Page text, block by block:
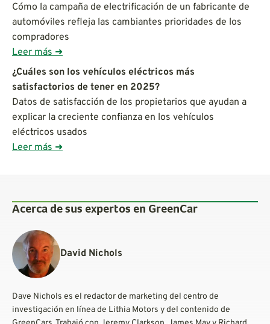
Cómo la campaña de electrificación de un fabricante de
automóviles refleja las cambiantes prioridades de los
compradores
Leer más ➜
¿Cuáles son los vehículos eléctricos más
satisfactorios de tener en 2025?
Datos de satisfacción de los propietarios que ayudan a
explicar la creciente confianza en los vehículos
eléctricos usados
Leer más ➜
Acerca de sus expertos en GreenCar
David Nichols
Dave Nichols es el redactor de marketing del centro de
investigación en línea de Lithia Motors y del contenido de